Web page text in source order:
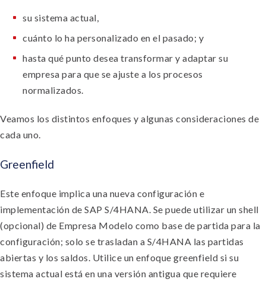
su sistema actual,
cuánto lo ha personalizado en el pasado; y
hasta qué punto desea transformar y adaptar su
empresa para que se ajuste a los procesos
normalizados.
Veamos los distintos enfoques y algunas consideraciones de
cada uno.
Greenfield
Este enfoque implica una nueva configuración e
implementación de SAP S/4HANA. Se puede utilizar un shell
(opcional) de Empresa Modelo como base de partida para la
configuración; solo se trasladan a S/4HANA las partidas
abiertas y los saldos. Utilice un enfoque greenfield si su
sistema actual está en una versión antigua que requiere